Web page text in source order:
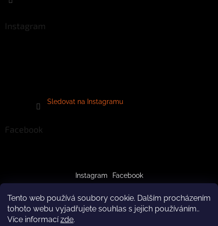
Tento web používá soubory cookie. Dalším procházením
tohoto webu vyjadřujete souhlas s jejich používáním..
Více informacízde.
Instagram
Sledovat na Instagramu
Facebook
Instagram Facebook